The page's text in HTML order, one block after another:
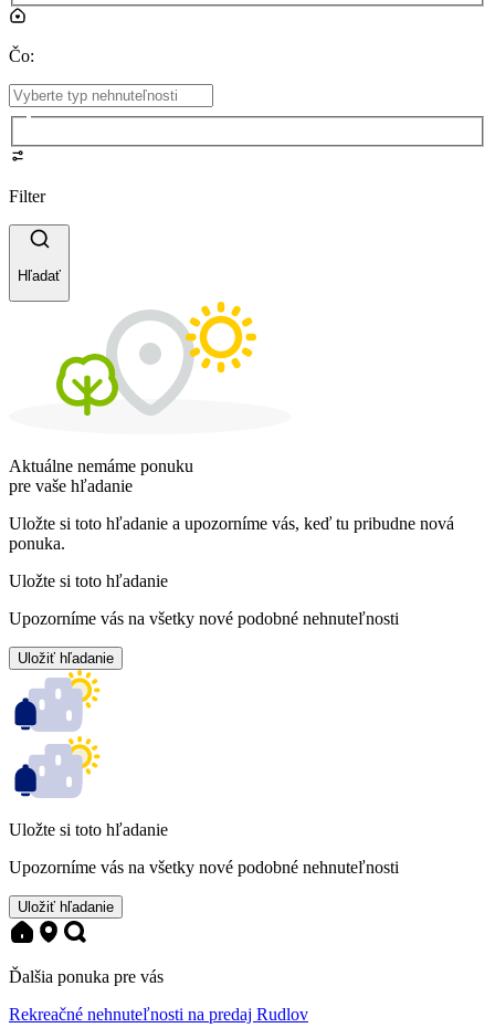
Čo:
Filter
Hľadať
Aktuálne nemáme ponuku
pre vaše hľadanie
Uložte si toto hľadanie a upozorníme vás, keď tu pribudne nová
ponuka.
Uložte si toto hľadanie
Upozorníme vás na všetky nové podobné nehnuteľnosti
Uložiť hľadanie
Uložte si toto hľadanie
Upozorníme vás na všetky nové podobné nehnuteľnosti
Uložiť hľadanie
Ďalšia ponuka pre vás
Rekreačné nehnuteľnosti na predaj Rudlov